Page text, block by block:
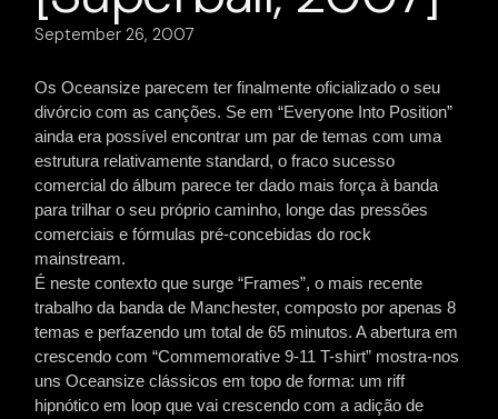
September 26, 2007
Os Oceansize parecem ter finalmente oficializado o seu
divórcio com as canções. Se em “Everyone Into Position”
ainda era possível encontrar um par de temas com uma
estrutura relativamente standard, o fraco sucesso
comercial do álbum parece ter dado mais força à banda
para trilhar o seu próprio caminho, longe das pressões
comerciais e fórmulas pré-concebidas do rock
mainstream.
É neste contexto que surge “Frames”, o mais recente
trabalho da banda de Manchester, composto por apenas 8
temas e perfazendo um total de 65 minutos. A abertura em
crescendo com “Commemorative 9-11 T-shirt” mostra-nos
uns Oceansize clássicos em topo de forma: um riff
hipnótico em loop que vai crescendo com a adição de